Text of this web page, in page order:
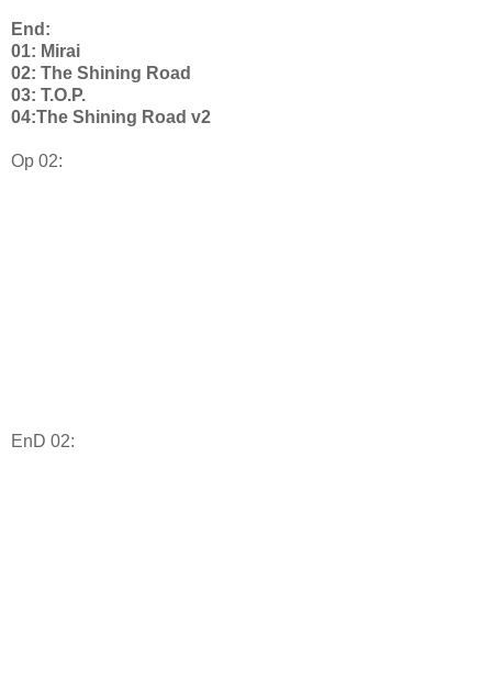
End:
01: Mirai
02: The Shining Road
03: T.O.P.
04:The Shining Road v2
Op 02:
EnD 02: